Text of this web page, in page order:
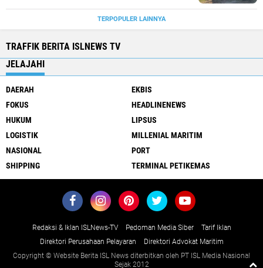
TERPOPULER LAINNYA
TRAFFIK BERITA ISLNEWS TV
JELAJAHI
DAERAH
EKBIS
FOKUS
HEADLINENEWS
HUKUM
LIPSUS
LOGISTIK
MILLENIAL MARITIM
NASIONAL
PORT
SHIPPING
TERMINAL PETIKEMAS
Redaksi & Iklan ISLNews-TV Pedoman Media Siber
Tarif Iklan
Direktori Perusahaan Pelayaran
Direktori Advokat Maritim
Copyright © Website Berita ISL News diterbitkan oleh PT ISL Media Nasional
Sejak 2012